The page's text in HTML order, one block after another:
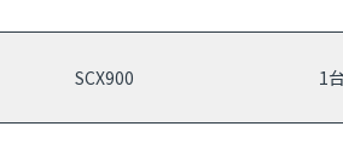
SCX900 1